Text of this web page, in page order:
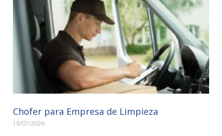
Chofer para Empresa de Limpieza
16/07/2026